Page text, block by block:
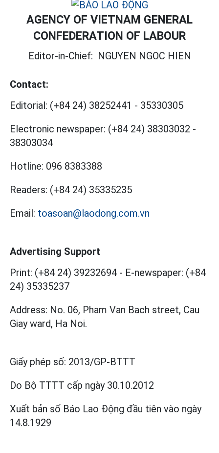
AGENCY OF VIETNAM GENERAL
CONFEDERATION OF LABOUR
Editor-in-Chief: NGUYEN NGOC HIEN
Contact:
Editorial: (+84 24) 38252441 - 35330305
Electronic newspaper: (+84 24) 38303032 -
38303034
Hotline: 096 8383388
Readers: (+84 24) 35335235
Email: toasoan@laodong.com.vn
Advertising Support
Print: (+84 24) 39232694 - E-newspaper: (+84
24) 35335237
Address: No. 06, Pham Van Bach street, Cau
Giay ward, Ha Noi.
Giấy phép số: 2013/GP-BTTT
Do Bộ TTTT cấp ngày 30.10.2012
Xuất bản số Báo Lao Động đầu tiên vào ngày
14.8.1929